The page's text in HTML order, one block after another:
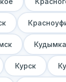
Курск